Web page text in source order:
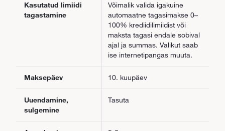
Kasutatud limiidi
tagastamine
Võimalik valida igakuine
automaatne tagasimakse 0–
100% krediidilimiidist või
maksta tagasi endale sobival
ajal ja summas. Valikut saab
ise internetipangas muuta.
Maksepäev 10. kuupäev
Uuendamine,
sulgemine
Tasuta